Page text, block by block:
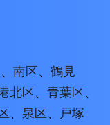
、 南区、 鶴見
北区、 青葉区、
、 泉区、
戸塚